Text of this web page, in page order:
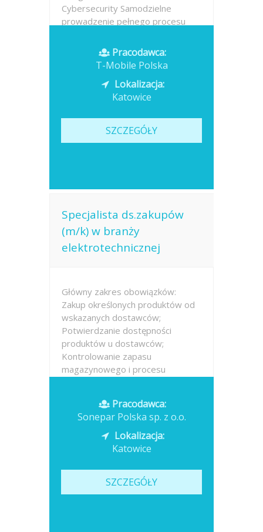
Cybersecurity Samodzielne
prowadzenie pełnego procesu
identyfikacji potrzeb, przez
spotkania i prezentacje,...
Opublikowano: dzisiaj
Pracodawca:
T-Mobile Polska
Lokalizacja:
Katowice
SZCZEGÓŁY
Specjalista ds.zakupów
(m/k) w branży
elektrotechnicznej
Główny zakres obowiązków:
Zakup określonych produktów od
wskazanych dostawców;
Potwierdzanie dostępności
produktów u dostawców;
Kontrolowanie zapasu
magazynowego i procesu
technologiczne,...
Opublikowano: dzisiaj
Pracodawca:
Sonepar Polska sp. z o.o.
Lokalizacja:
Katowice
SZCZEGÓŁY